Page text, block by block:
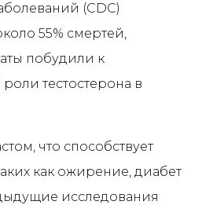
(CDC)
55% смертей,
побудили к
тестостерона в
что способствует
как ожирение, диабет
исследования